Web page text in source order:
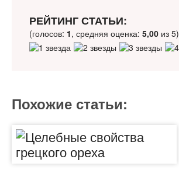
РЕЙТИНГ СТАТЬИ:
(голосов: 1, средняя оценка: 5,00из 5)
Похожие статьи: